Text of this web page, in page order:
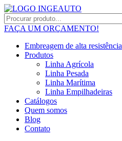
FAÇA UM ORÇAMENTO!
Embreagem de alta resistência
Produtos
Linha Agrícola
Linha Pesada
Linha Marítima
Linha Empilhadeiras
Catálogos
Quem somos
Blog
Contato